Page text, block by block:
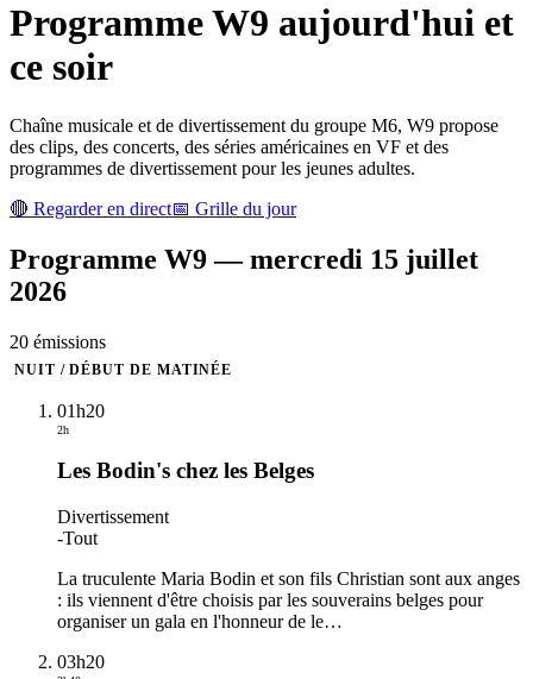
ProgrammeW9 aujourd'hui et
ce soir
Chaîne musicale et de divertissement du groupe M6, W9 propose
des clips, des concerts, des séries américaines en VF et des
programmes de divertissement pour les jeunes adultes.
🔴 Regarder en direct📅 Grille du jour
Programme W9—mercredi 15 juillet
2026
20 émissions
NUIT / DÉBUT DE MATINÉE
01h20
2h
Les Bodin's chez les Belges
Divertissement
-Tout
La truculente Maria Bodin et son fils Christian sont aux anges
: ils viennent d'être choisis par les souverains belges pour
organiser un gala en l'honneur de le…
03h20